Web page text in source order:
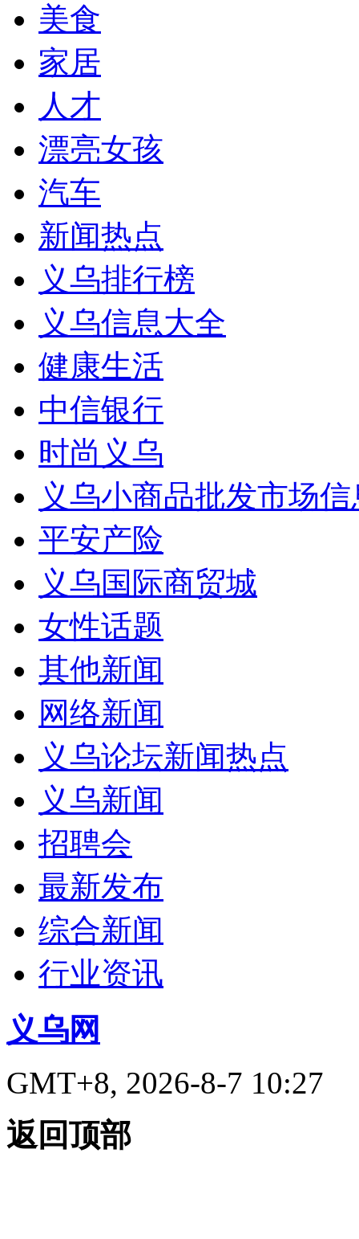
美食
家居
人才
漂亮女孩
汽车
新闻热点
义乌排行榜
义乌信息大全
健康生活
中信银行
时尚义乌
义乌小商品批发市场
平安产险
义乌国际商贸城
女性话题
其他新闻
网络新闻
义乌论坛新闻热点
义乌新闻
招聘会
最新发布
综合新闻
行业资讯
义乌网
GMT+8, 2026-8-7 10:27
返回顶部